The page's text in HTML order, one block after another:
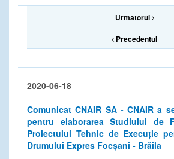
Urmatorul
Precedentul
2020-06-18
Comunicat CNAIR SA - CNAIR a
pentru elaborarea Studiului de
Proiectului Tehnic de Execuție
Drumului Expres Focșani - Brăila